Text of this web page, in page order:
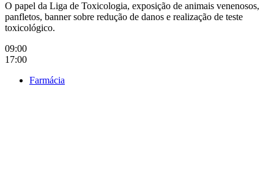
O papel da Liga de Toxicologia, exposição de animais venenosos,
panfletos, banner sobre redução de danos e realização de teste
toxicológico.
09:00
17:00
Farmácia